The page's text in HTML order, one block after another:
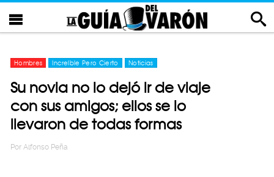
Hombres Increíble Pero Cierto Noticias
Su novia no lo dejó ir de viaje
con sus amigos; ellos se lo
llevaron de todas formas
Por Alfonso Peña